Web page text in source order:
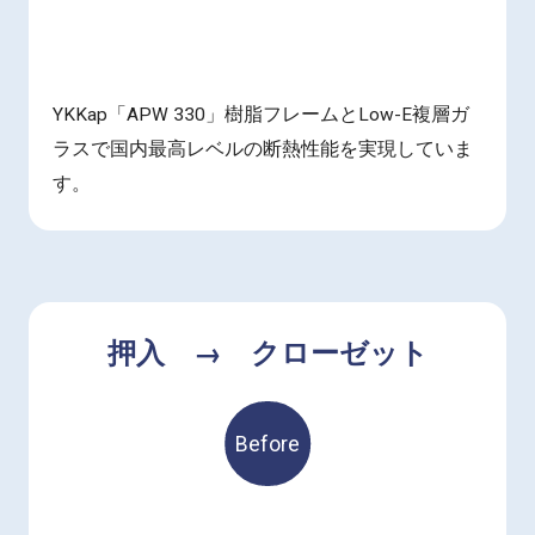
YKKap「APW 330」樹脂フレームとLow-E複層ガ
ラスで国内最高レベルの断熱性能を実現していま
す。
押入 → クローゼット
Before